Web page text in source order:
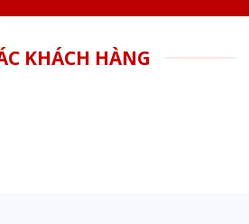
KHÁCH HÀNG